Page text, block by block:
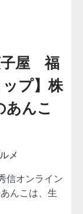
子屋 福
プ】株
あんこ
メ
信オンライン
んこは、生